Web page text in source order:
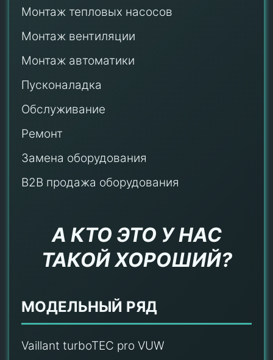
Монтаж тепловых насосов
Монтаж вентиляции
Монтаж автоматики
Пусконаладка
Обслуживание
Ремонт
Замена оборудования
B2B продажа оборудования
А КТО ЭТО У НАС
ТАКОЙ ХОРОШИЙ?
МОДЕЛЬНЫЙ РЯД
Vaillant turboTEC pro VUW